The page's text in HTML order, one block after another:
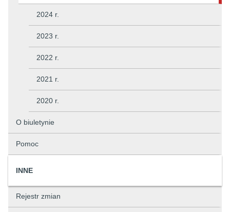
2024 r.
2023 r.
2022 r.
2021 r.
2020 r.
O biuletynie
Pomoc
INNE
Rejestr zmian